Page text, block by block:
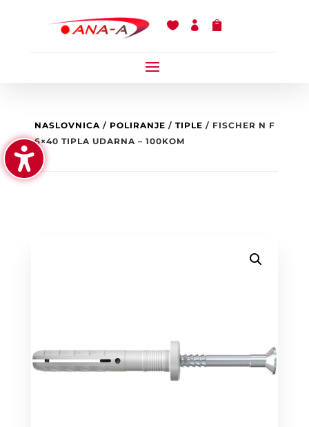
  
NASLOVNICA/ POLIRANJE / TIPLE / FISCHER N F
6×40 TIPLA UDARNA – 100KOM